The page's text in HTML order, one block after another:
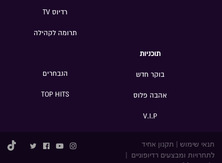
רדיוס TV
תרומה לקהילה
תוכניות
בוקר חדש
אהבה פלוס
V.I.P
הנבחרים
TOP HITS
תנאי שימוש
תקנון אחיד
לתחרויות ומבצעים רדיופוניים